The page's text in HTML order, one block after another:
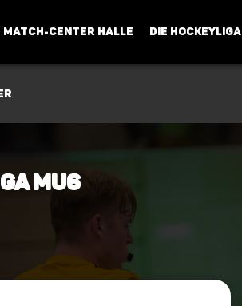
MATCH-CENTER HALLE DIE HOCKEYLIGA
mU6